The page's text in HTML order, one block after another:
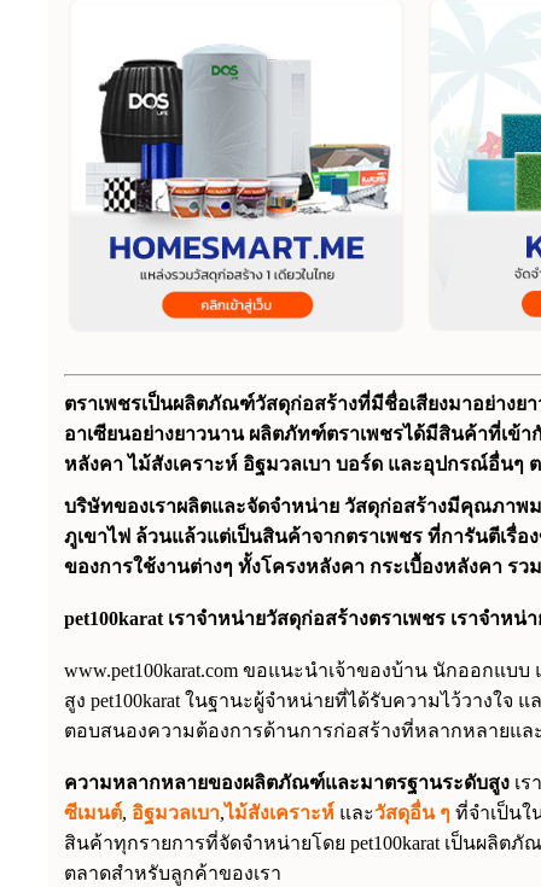
ตราเพชรเป็นผลิตภัณฑ์วัสดุก่อสร้างที่มีชื่อเสียงมาอย่างย
อาเซียนอย่างยาวนาน ผลิตภัทฑ์ตราเพชรได้มีสินค้าที่เข้
หลังคา ไม้สังเคราะห์ อิฐมวลเบา บอร์ด และอุปกรณ์อื่นๆ
บริษัทของเราผลิตและจัดจำหน่าย วัสดุก่อสร้างมีคุณภาพ
ภูเขาไฟ ล้วนแล้วแต่เป็นสินค้าจากตราเพชร ที่การันตีเ
ของการใช้งานต่างๆ ทั้งโครงหลังคา กระเบื้องหลังคา
pet100karat เราจำหน่ายวัสดุก่อสร้างตราเพชร เราจำ
www.pet100karat.comขอแนะนำเจ้าของบ้าน นักออกแบบ
สูง pet100karat ในฐานะผู้จำหน่ายที่ได้รับความไว้วางใ
ตอบสนองความต้องการด้านการก่อสร้างที่หลากหลายแล
ความหลากหลายของผลิตภัณฑ์และมาตรฐานระดับสูง เ
ซีเมนต์, อิฐมวลเบา,ไม้สังเคราะห์ และวัสดุอื่น ๆ ที่จำเป็นใ
สินค้าทุกรายการที่จัดจำหน่ายโดย pet100karat เป็นผลิ
ตลาดสำหรับลูกค้าของเรา